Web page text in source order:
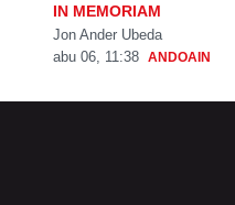
IN MEMORIAM
Jon Ander Ubeda
abu 06, 11:38 ANDOAIN